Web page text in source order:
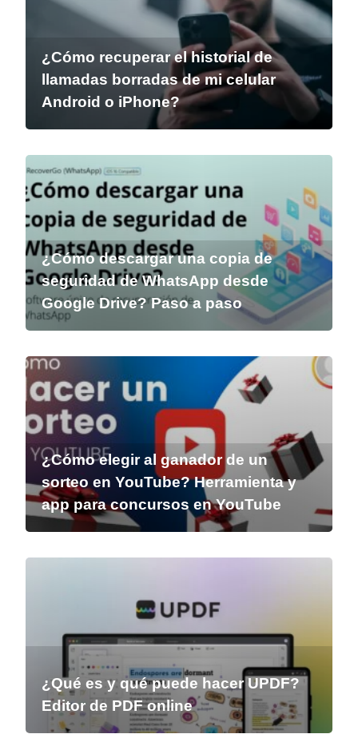
¿Cómo recuperar el historial de
llamadas borradas de mi celular
Android o iPhone?
¿Cómo descargar una copia de
seguridad de WhatsApp desde
Google Drive? Paso a paso
¿Cómo elegir al ganador de un
sorteo en YouTube? Herramienta y
app para concursos en YouTube
¿Qué es y qué puede hacer UPDF?
Editor de PDF online